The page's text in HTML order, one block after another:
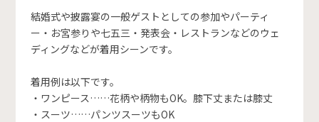
結婚式や披露宴の一般ゲストとしての参加やパーティ
ー・お宮参りや七五三・発表会・レストランなどのウェ
ディングなどが着用シーンです。
着用例は以下です。
・ワンピース……花柄や柄物もOK。膝下丈または膝丈
・スーツ……パンツスーツもOK